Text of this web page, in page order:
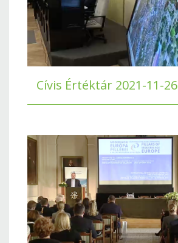
Cívis Értéktár 2021-11-26